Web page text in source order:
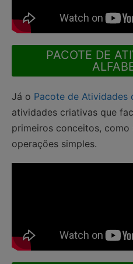
PACOTE DE
Já o Pacote de Atividades
atividades criativas que
primeiros conceitos,
operações simples.